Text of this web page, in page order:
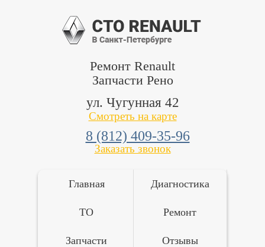
Ремонт Renault
Запчасти Рено
ул. Чугунная 42
Смотреть на карте
8 (812) 409-35-96
Заказать звонок
Главная
ТО
Диагностика
Ремонт
Запчасти Отзывы